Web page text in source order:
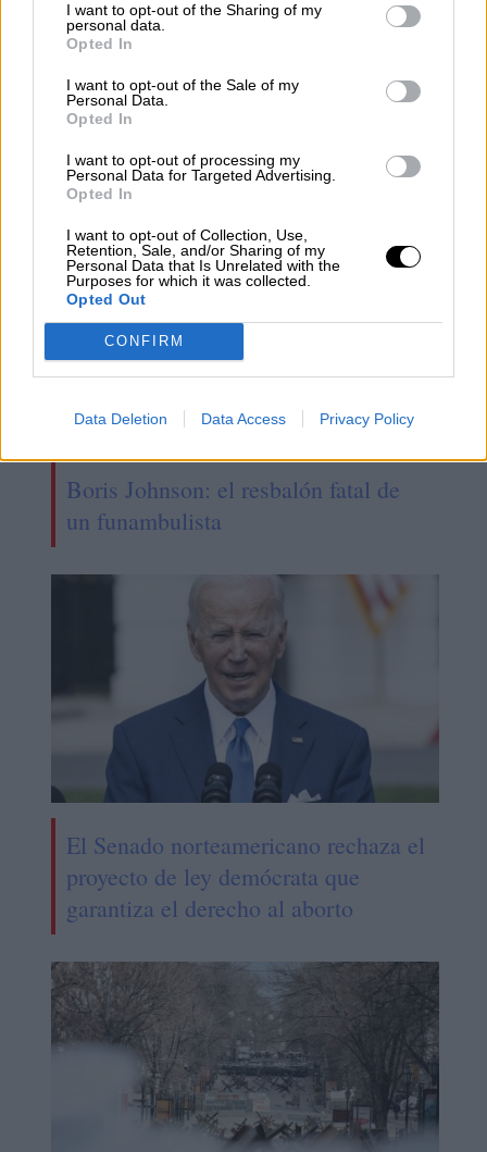
I want to opt-out of the Sharing of my
personal data.
Opted In
I want to opt-out of the Sale of my
Personal Data.
Opted In
I want to opt-out of processing my
Personal Data for Targeted Advertising.
Opted In
I want to opt-out of Collection, Use,
Retention, Sale, and/or Sharing of my
Personal Data that Is Unrelated with the
Purposes for which it was collected.
Opted Out
CONFIRM
Data Deletion Data Access Privacy Policy
El enredo chino y el recurso
antiyihadista
Boris Johnson: el resbalón fatal de
un funambulista
El Senado norteamericano rechaza el
proyecto de ley demócrata que
garantiza el derecho al aborto